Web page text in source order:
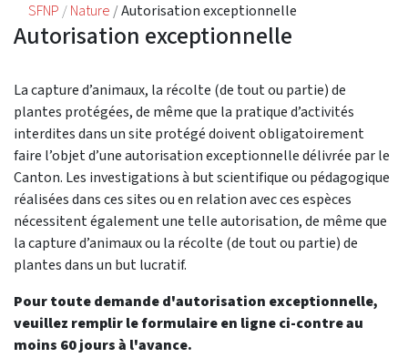
SFNP Nature Autorisation exceptionnelle
Autorisation exceptionnelle
La capture d’animaux, la récolte (de tout ou partie) de
plantes protégées, de même que la pratique d’activités
interdites dans un site protégé doivent obligatoirement
faire l’objet d’une autorisation exceptionnelle délivrée par le
Canton. Les investigations à but scientifique ou pédagogique
réalisées dans ces sites ou en relation avec ces espèces
nécessitent également une telle autorisation, de même que
la capture d’animaux ou la récolte (de tout ou partie) de
plantes dans un but lucratif.
Pour toute demande d'autorisation exceptionnelle,
veuillez remplir le formulaire en ligne ci-contre au
moins 60 jours à l'avance.